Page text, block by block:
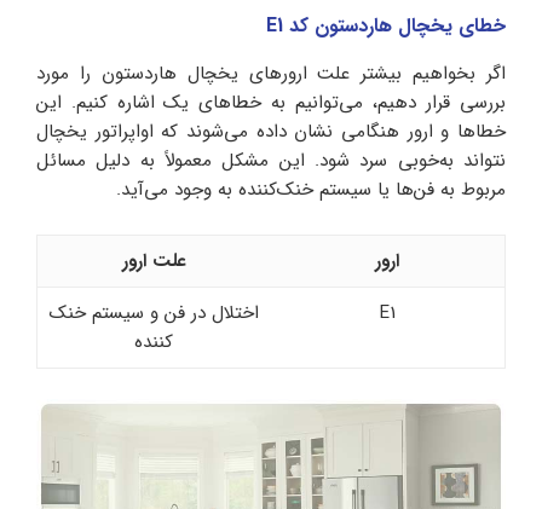
خطای یخچال هاردستون کد E1
اگر بخواهیم بیشتر علت ارورهای یخچال هاردستون را مورد
بررسی قرار دهیم، می‌توانیم به خطاهای یک اشاره کنیم. این
خطاها و ارور هنگامی نشان داده می‌شوند که اواپراتور یخچال
نتواند به‌خوبی سرد شود. این مشکل معمولاً به دلیل مسائل
مربوط به فن‌ها یا سیستم خنک‌کننده به وجود می‌آید.
ارور
علت ارور
E1
اختلال در فن و سیستم خنک
کننده